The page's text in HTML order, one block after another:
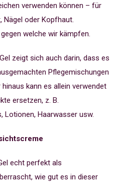
verwenden können – für
Nägel oder Kopfhaut.
welche wir kämpfen.
zeigt sich auch darin, dass es
Pflegemischungen
kann es allein verwendet
ersetzen, z. B.
Lotionen, Haarwasser usw.
echt perfekt als
wie gut es in dieser